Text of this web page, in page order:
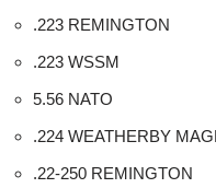
.223 REMINGTON
.223 WSSM
5.56 NATO
.224 WEATHERBY
.22-250 REMINGTON